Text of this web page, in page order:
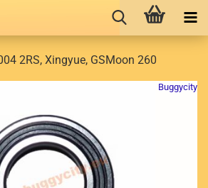
2RS, Xingyue, GSMoon 260
Buggycity